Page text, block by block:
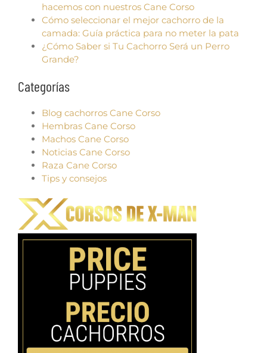
hacemos con nuestros Cane Corso
Cómo seleccionar el mejor cachorro de la
camada: Guía práctica para no meter la pata
¿Cómo Saber si Tu Cachorro Será un Perro
Grande?
Categorías
Blog cachorros Cane Corso
Hembras Cane Corso
Machos Cane Corso
Noticias Cane Corso
Raza Cane Corso
Tips y consejos